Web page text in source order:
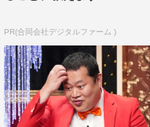
『大悟の芸人領収書』
日本テレビ系
2024年7月29日（月）
PR(合同会社デジタルファーム )